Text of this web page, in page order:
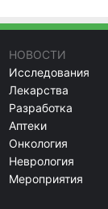
НОВОСТИ
Исследования
Лекарства
Разработка
Аптеки
Онкология
Неврология
Мероприятия